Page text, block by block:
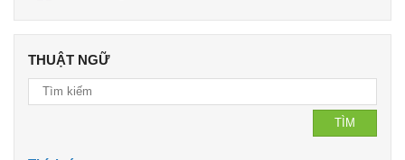
THUẬT NGỮ
TÌM